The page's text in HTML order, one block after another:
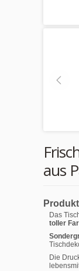
aus
Das
toller
Die